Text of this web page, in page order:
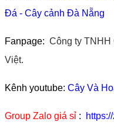
Đá - Cây cảnh Đà Nẵng
Fanpage: Công ty TNHH
Việt.
Kênh youtube: Cây Và
Group Zalo giá sỉ :